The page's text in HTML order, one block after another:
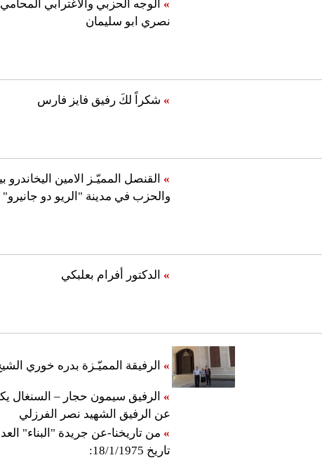
» الوجه الحزبي والاغترابي
نصري ابو سليمان
» شكراً لكَ رفيق فايز فارس
» القنصل المميّـز الامين اليخاندرو
والحزب في مدينة "الريو دو جانيرو"
» الدكتور أفرام بعلبكي
» الرفيقة المميّـزة بدره خوري
» الرفيق سيمون حجار – السنغال
عن الرفيق الشهيد نصر الفرزلي
»
تاريخ 18/1/1975: